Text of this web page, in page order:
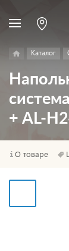
Каталог
+ AL-
О товаре